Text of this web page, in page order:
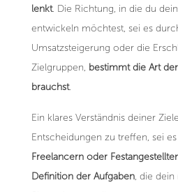
lenkt. Die Richtung, in die du
entwickeln möchtest, sei es
Umsatzsteigerung oder die
Zielgruppen, bestimmt die Art
brauchst.
Ein klares Verständnis deiner
Entscheidungen zu treffen, sei es
Freelancern oder
Definition der Aufgaben, die dein